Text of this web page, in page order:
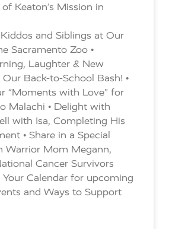
Keaton’s Mission in
Kiddos and Siblings at Our
Sacramento Zoo •
Laughter & New
Back-to-School Bash! •
“Moments with Love” for
Malachi • Delight with
with Isa, Completing His
• Share in a Special
Warrior Mom Megann,
Cancer Survivors
Your Calendar for upcoming
and Ways to Support